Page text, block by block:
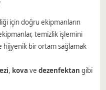
için doğru ekipmanların
temizlik işlemini
bir ortam sağlamak
, kova ve dezenfektan gibi